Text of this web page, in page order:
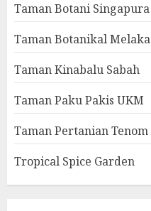
Taman Botani Singapura
Taman Botanikal Melaka
Taman Kinabalu Sabah
Taman Paku Pakis UKM
Taman Pertanian Tenom
Tropical Spice Garden